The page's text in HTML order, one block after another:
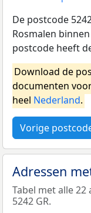
De postcode
Rosmalen
postcode heeft
Download de
documenten
heel Nederland.
Vorige
Adressen
Tabel met alle
5242 GR.